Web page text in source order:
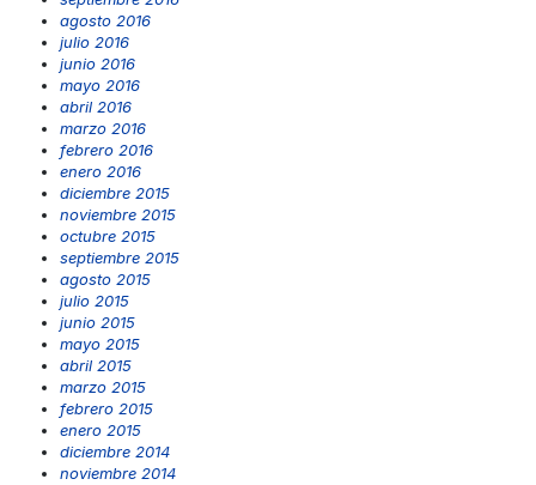
agosto 2016
julio 2016
junio 2016
mayo 2016
abril 2016
marzo 2016
febrero 2016
enero 2016
diciembre 2015
noviembre 2015
octubre 2015
septiembre 2015
agosto 2015
julio 2015
junio 2015
mayo 2015
abril 2015
marzo 2015
febrero 2015
enero 2015
diciembre 2014
noviembre 2014